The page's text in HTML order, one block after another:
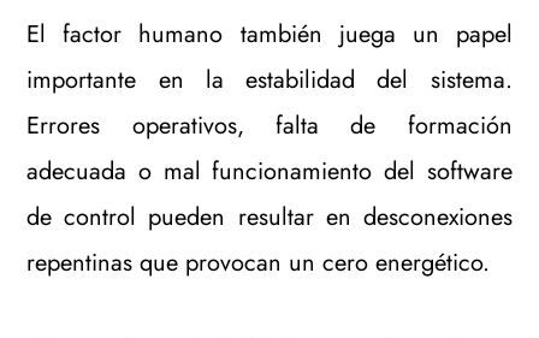
El factor humano también juega un papel
importante en la estabilidad del sistema.
Errores operativos, falta de formación
adecuada o mal funcionamiento del software
de control pueden resultar en desconexiones
repentinas que provocan un cero energético.